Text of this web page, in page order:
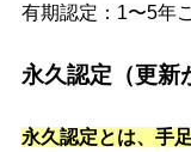
有期認定：1〜5年
永久認定（更新
永久認定とは、手